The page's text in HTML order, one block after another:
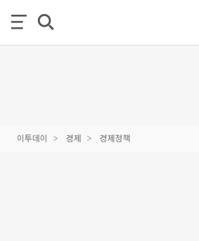
이투데이 경제 경제정책